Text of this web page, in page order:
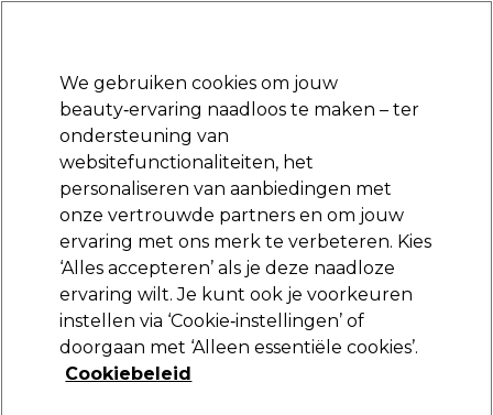
Aanmelden
Merken Deals Haar Elektra
Volgende dag geleverd*
Na verzending, maandag t/m vrijdag
Wella Professionals
Wella Professionals Ultimate Repair Leave-in
Verzorging 95ml
(0
We gebruiken cookies om jouw
beauty‑ervaring naadloos te maken – ter
ondersteuning van
websitefunctionaliteiten, het
personaliseren van aanbiedingen met
onze vertrouwde partners en om jouw
ervaring met ons merk te verbeteren. Kies
‘Alles accepteren’ als je deze naadloze
ervaring wilt. Je kunt ook je voorkeuren
instellen via ‘Cookie‑instellingen’ of
doorgaan met ‘Alleen essentiële cookies’.
Cookiebeleid